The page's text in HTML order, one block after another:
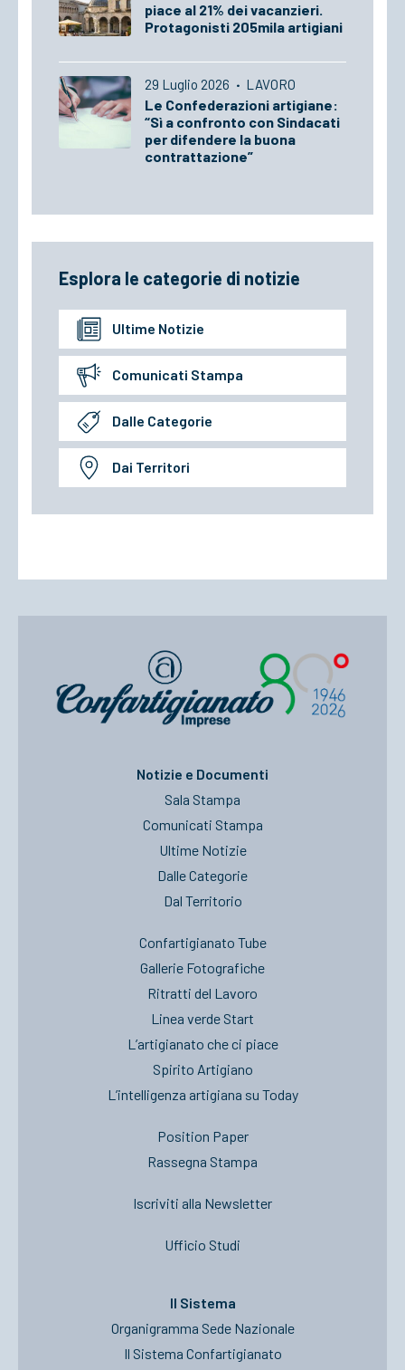
piace al 21% dei vacanzieri.
Protagonisti 205mila artigiani
29 Luglio 2026 · LAVORO
Le Confederazioni artigiane:
“Sì a confronto con Sindacati
per difendere la buona
contrattazione”
Esplora le categorie di notizie
Ultime Notizie
Comunicati Stampa
Dalle Categorie
Dai Territori
Notizie e Documenti
Sala Stampa
Comunicati Stampa
Ultime Notizie
Dalle Categorie
Dal Territorio
Confartigianato Tube
Gallerie Fotografiche
Ritratti del Lavoro
Linea verde Start
L’artigianato che ci piace
Spirito Artigiano
L’intelligenza artigiana su Today
Position Paper
Rassegna Stampa
Iscriviti alla Newsletter
Ufficio Studi
Il Sistema
Organigramma Sede Nazionale
Il Sistema Confartigianato